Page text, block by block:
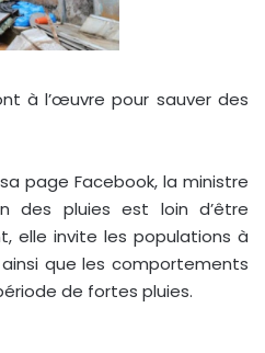
à l’œuvre pour sauver des
page Facebook, la ministre
des pluies est loin d’être
elle invite les populations à
que les comportements
de fortes pluies.